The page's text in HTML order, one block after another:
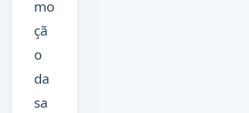
mo
çã
o
da
sa